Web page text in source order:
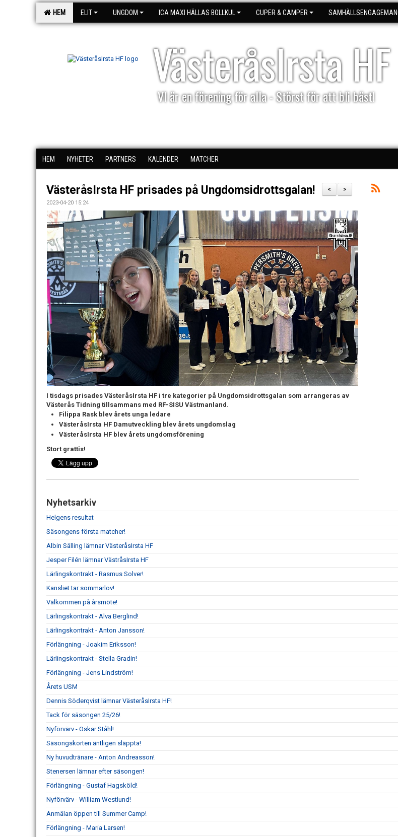
HEM ELIT UNGDOM ICA MAXI HÄLLAS BOLLKUL CUPER & CAMPER
VästeråsIrsta HF
VI är en förening för alla - Störst för att bli bäst!
HEM NYHETER PARTNERS KALENDER MATCHER
>
<
VästeråsIrsta HF prisades på Ungdomsidrottsgalan!
2023-04-20 15:24
I tisdags prisades VästeråsIrsta HF i tre kategorier på Ungdomsidrottsgalan som arrangeras av
Västerås Tidning tillsammans med RF-SISU Västmanland.
Filippa Rask blev årets unga ledare
VästeråsIrsta HF Damutveckling blev årets ungdomslag
VästeråsIrsta HF blev årets ungdomsförening
Stort grattis!
Nyhetsarkiv
Helgens resultat
Säsongens första matcher!
Albin Sälling lämnar VästeråsIrsta HF
Jesper Filén lämnar VästråsIrsta HF
Lärlingskontrakt - Rasmus Solver!
Kansliet tar sommarlov!
Välkommen på årsmöte!
Lärlingskontrakt - Alva Berglind!
Lärlingskontrakt - Anton Jansson!
Förlängning - Joakim Eriksson!
Lärlingskontrakt - Stella Gradin!
Förlängning - Jens Lindström!
Årets USM
Dennis Söderqvist lämnar VästeråsIrsta HF!
Tack för säsongen 25/26!
Nyförvärv - Oskar Ståhl!
Säsongskorten äntligen släppta!
Ny huvudtränare - Anton Andreasson!
Stenersen lämnar efter säsongen!
Förlängning - Gustaf Hagsköld!
Nyförvärv - William Westlund!
Anmälan öppen till Summer Camp!
Förlängning - Maria Larsen!